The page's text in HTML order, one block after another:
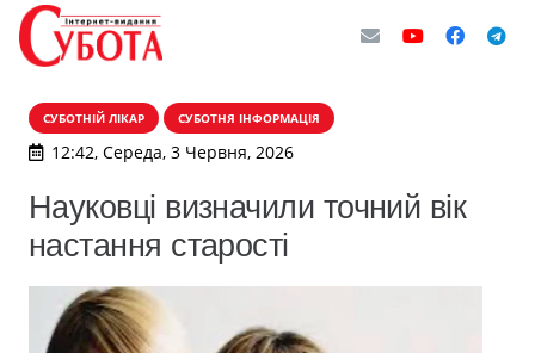
СУБОТНІЙ ЛІКАР СУБОТНЯ ІНФОРМАЦІЯ
12:42, Середа, 3 Червня, 2026
Науковці визначили точний вік
настання старості